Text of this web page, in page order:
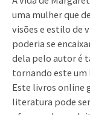
uma mulher que
visões e estilo de
poderia se
dela pelo autor é
tornando este um
Este livros online
literatura pode